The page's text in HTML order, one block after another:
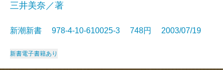
三井美奈／著
新潮新書 978-4-10-610025-3 748円 2003/07/19
新書電子書籍あり